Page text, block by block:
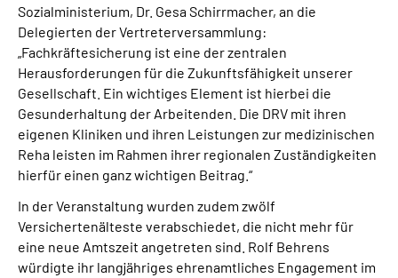
Sozialministerium, Dr. Gesa Schirrmacher, an die
Delegierten der Vertreterversammlung:
„Fachkräftesicherung ist eine der zentralen
Herausforderungen für die Zukunftsfähigkeit unserer
Gesellschaft. Ein wichtiges Element ist hierbei die
Gesunderhaltung der Arbeitenden. Die DRV mit ihren
eigenen Kliniken und ihren Leistungen zur medizinischen
Reha leisten im Rahmen ihrer regionalen Zuständigkeiten
hierfür einen ganz wichtigen Beitrag.“
In der Veranstaltung wurden zudem zwölf
Versichertenälteste verabschiedet, die nicht mehr für
eine neue Amtszeit angetreten sind. Rolf Behrens
würdigte ihr langjähriges ehrenamtliches Engagement im